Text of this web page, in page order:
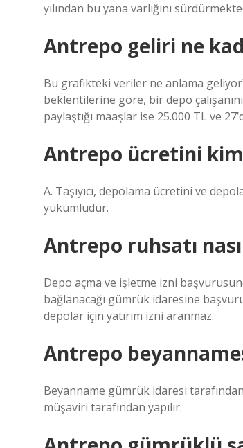
yılından bu yana varlığını
Antrepo geliri ne
Bu grafikteki veriler ne anlama
beklentilerine göre, bir depo
paylaştığı maaşlar ise 25.000 TL ve
Antrepo ücretini
A. Taşıyıcı, depolama ücretini ve
yükümlüdür.
Antrepo ruhsatı
Depo açma ve işletme izni
bağlanacağı gümrük idaresine
depolar için yatırım izni aranmaz.
Antrepo
Beyanname gümrük idaresi
müşaviri tarafından yapılır.